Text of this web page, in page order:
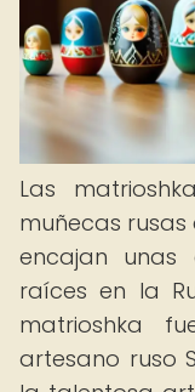
Las
muñecas
encajan unas
raíces en la
matrioshka
artesano ruso